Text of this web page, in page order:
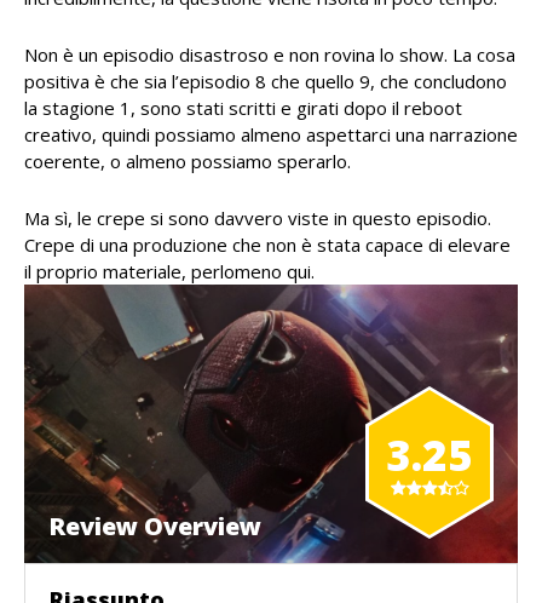
Non è un episodio disastroso e non rovina lo show. La cosa
positiva è che sia l’episodio 8 che quello 9, che concludono
la stagione 1, sono stati scritti e girati dopo il reboot
creativo, quindi possiamo almeno aspettarci una narrazione
coerente, o almeno possiamo sperarlo.
Ma sì, le crepe si sono davvero viste in questo episodio.
Crepe di una produzione che non è stata capace di elevare
il proprio materiale, perlomeno qui.
3.25
Review Overview